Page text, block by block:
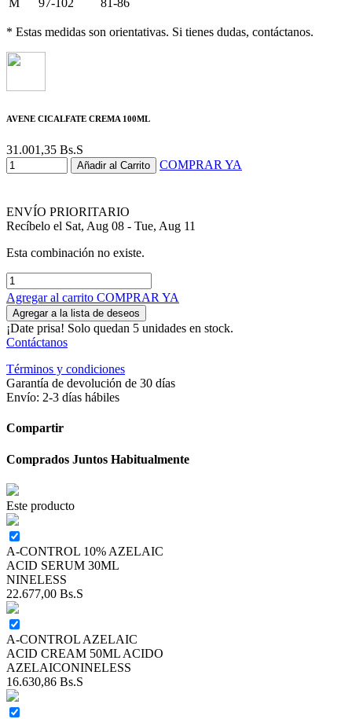
M 97-102 81-86
* Estas medidas son orientativas. Si tienes dudas, contáctanos.
AVENE CICALFATE CREMA 100ML
31.001,35 Bs.S
Añadir al Carrito COMPRAR YA
ENVÍO PRIORITARIO
Recíbelo el Sat, Aug 08 - Tue, Aug 11
Esta combinación no existe.
Agregar al carrito COMPRAR YA
Agregar a la lista de deseos
¡Date prisa! Solo quedan 5 unidades en stock.
Contáctanos
Términos y condiciones
Garantía de devolución de 30 días
Envío: 2-3 días hábiles
Compartir
Comprados Juntos Habitualmente
Este producto
A-CONTROL 10% AZELAIC
ACID SERUM 30ML
NINELESS
22.677,00 Bs.S
A-CONTROL AZELAIC
ACID CREAM 50ML ACIDO
AZELAICONINELESS
16.630,86 Bs.S